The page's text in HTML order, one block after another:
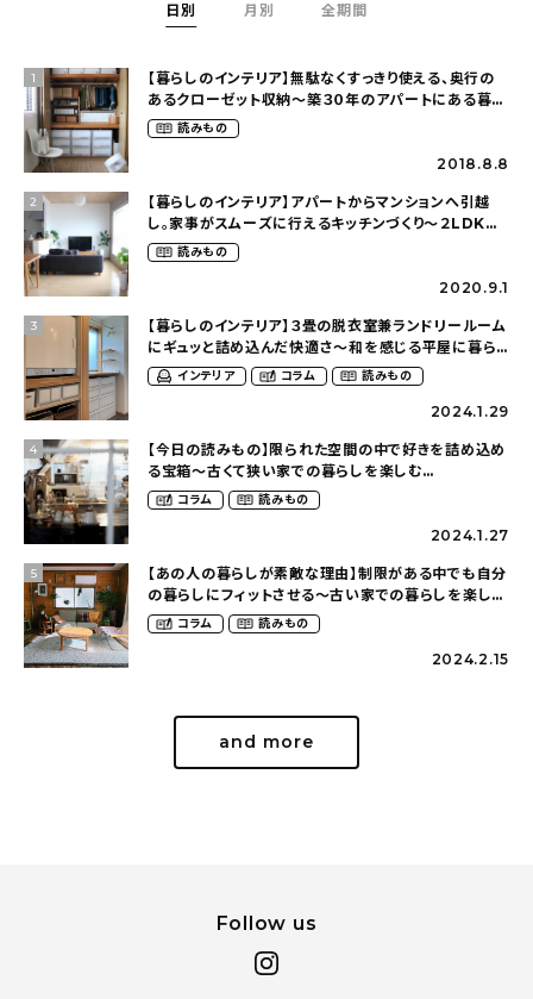
日別 月別 全期間
1
【暮らしのインテリア】無駄なくすっきり使える、奥行の
あるクローゼット収納〜築３０年のアパートにある暮ら
し（mari_ppe_さん）
読みもの
2018.8.8
2
【暮らしのインテリア】アパートからマンションへ引越
し。家事がスムーズに行えるキッチンづくり〜２LDKの
賃貸暮らし（mari_ppe_さん）
読みもの
2020.9.1
3
【暮らしのインテリア】３畳の脱衣室兼ランドリールーム
にギュッと詰め込んだ快適さ〜和を感じる平屋に暮ら
す（heco_homeさん）
インテリア コラム 読みもの
2024.1.29
4
【今日の読みもの】限られた空間の中で好きを詰め込め
る宝箱〜古くて狭い家での暮らしを楽しむ
（2nyan_and_lifestylesさん）
コラム 読みもの
2024.1.27
5
【あの人の暮らしが素敵な理由】制限がある中でも自分
の暮らしにフィットさせる〜古い家での暮らしを楽しむ
（idasanchiさん）
コラム 読みもの
2024.2.15
and more
Follow us